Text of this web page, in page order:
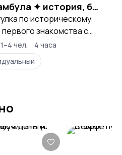
Старый город Стамбула ✦ история, базары и панорамы
по историческому
знакомства с
Айя-София и Голубая
панорамы и
гида.
чел.
4 часа